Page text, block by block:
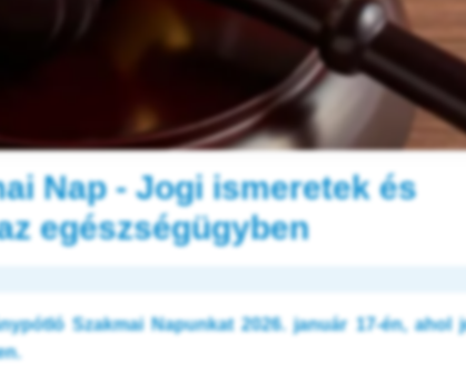
Nap - Jogi ismeretek és
egészségügyben
Szakmai Napunkat 2026. január 17-én, ahol